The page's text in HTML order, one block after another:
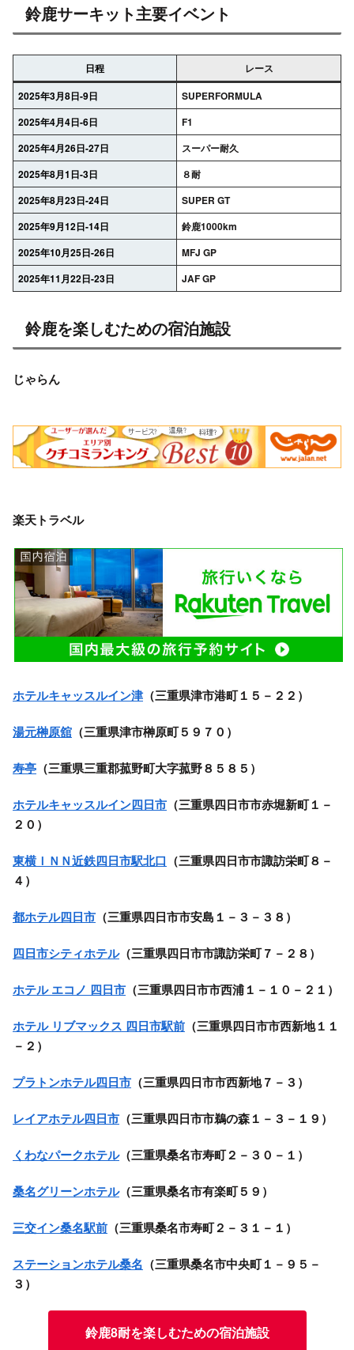
鈴鹿サーキット主要イベント
日程
レース
2025年3月8日-9日
SUPERFORMULA
2025年4月4日-6日
F1
2025年4月26日-27日
スーパー耐久
2025年8月1日-3日
８耐
2025年8月23日-24日
SUPER GT
2025年9月12日-14日
鈴鹿1000km
2025年10月25日-26日
MFJ GP
2025年11月22日-23日
JAF GP
鈴鹿を楽しむための宿泊施設
じゃらん
楽天トラベル
ホテルキャッスルイン津（三重県津市港町１５－２２）
湯元榊原舘 （三重県津市榊原町５９７０）
寿亭 （三重県三重郡菰野町大字菰野８５８５）
ホテルキャッスルイン四日市 （三重県四日市市赤堀新町１－
２０）
東横ＩＮＮ近鉄四日市駅北口 （三重県四日市市諏訪栄町８－
４）
都ホテル四日市 （三重県四日市市安島１－３－３８）
四日市シティホテル（三重県四日市市諏訪栄町７－２８）
ホテル エコノ 四日市 （三重県四日市市西浦１－１０－２１）
ホテル リブマックス 四日市駅前 （三重県四日市市西新地１１
－２）
プラトンホテル四日市 （三重県四日市市西新地７－３）
レイアホテル四日市 （三重県四日市市鵜の森１－３－１９）
くわなパークホテル（三重県桑名市寿町２－３０－１）
桑名グリーンホテル（三重県桑名市有楽町５９）
三交イン桑名駅前 （三重県桑名市寿町２－３１－１）
ステーションホテル桑名 （三重県桑名市中央町１－９５－
３）
鈴鹿8耐を楽しむための宿泊施設